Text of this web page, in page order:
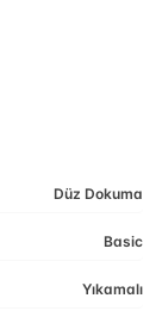
Düz Dokuma
Basic
Yıkamalı